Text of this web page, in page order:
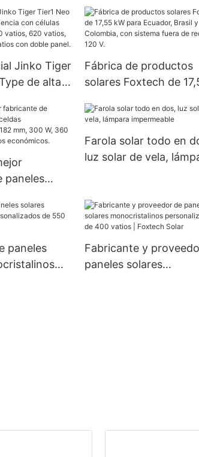
con doble
inversor de energía
independiente de la
batería de litio de 51,2
Jinko Tiger
de alta
de 590
630
con
Fábrica de productos
solares Foxtech de
Colombia, con sistema
paneles
de 182
W y 400
Farola solar todo en
luz solar de vela,
paneles
Fabricante y
paneles solares